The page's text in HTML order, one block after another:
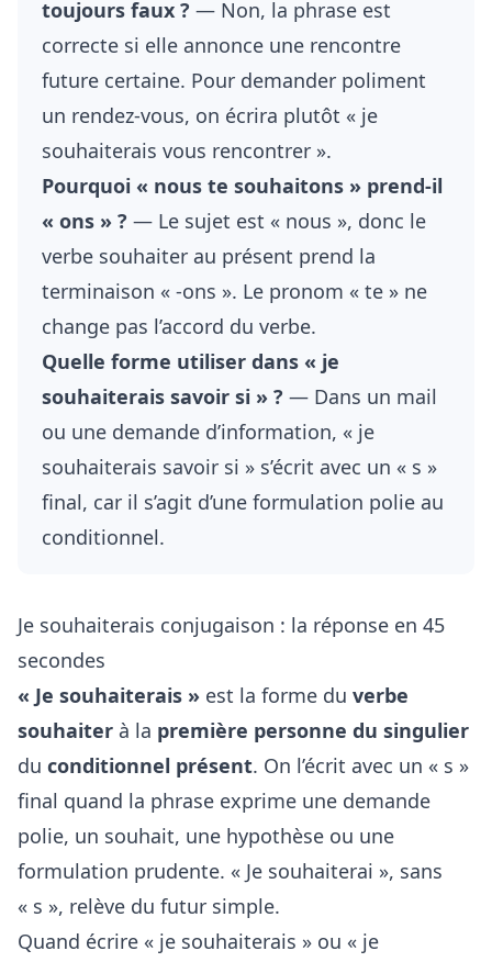
toujours faux ? — Non, la phrase est
correcte si elle annonce une rencontre
future certaine. Pour demander poliment
un rendez-vous, on écrira plutôt « je
souhaiterais vous rencontrer ».
Pourquoi « nous te souhaitons » prend-il
« ons » ? — Le sujet est « nous », donc le
verbe souhaiter au présent prend la
terminaison « -ons ». Le pronom « te » ne
change pas l’accord du verbe.
Quelle forme utiliser dans « je
souhaiterais savoir si » ? — Dans un mail
ou une demande d’information, « je
souhaiterais savoir si » s’écrit avec un « s »
final, car il s’agit d’une formulation polie au
conditionnel.
Je souhaiterais conjugaison : la réponse en 45
secondes
« Je souhaiterais » est la forme du verbe
souhaiter à la première personne du singulier
du conditionnel présent. On l’écrit avec un « s »
final quand la phrase exprime une demande
polie, un souhait, une hypothèse ou une
formulation prudente. « Je souhaiterai », sans
« s », relève du futur simple.
Quand écrire « je souhaiterais » ou « je